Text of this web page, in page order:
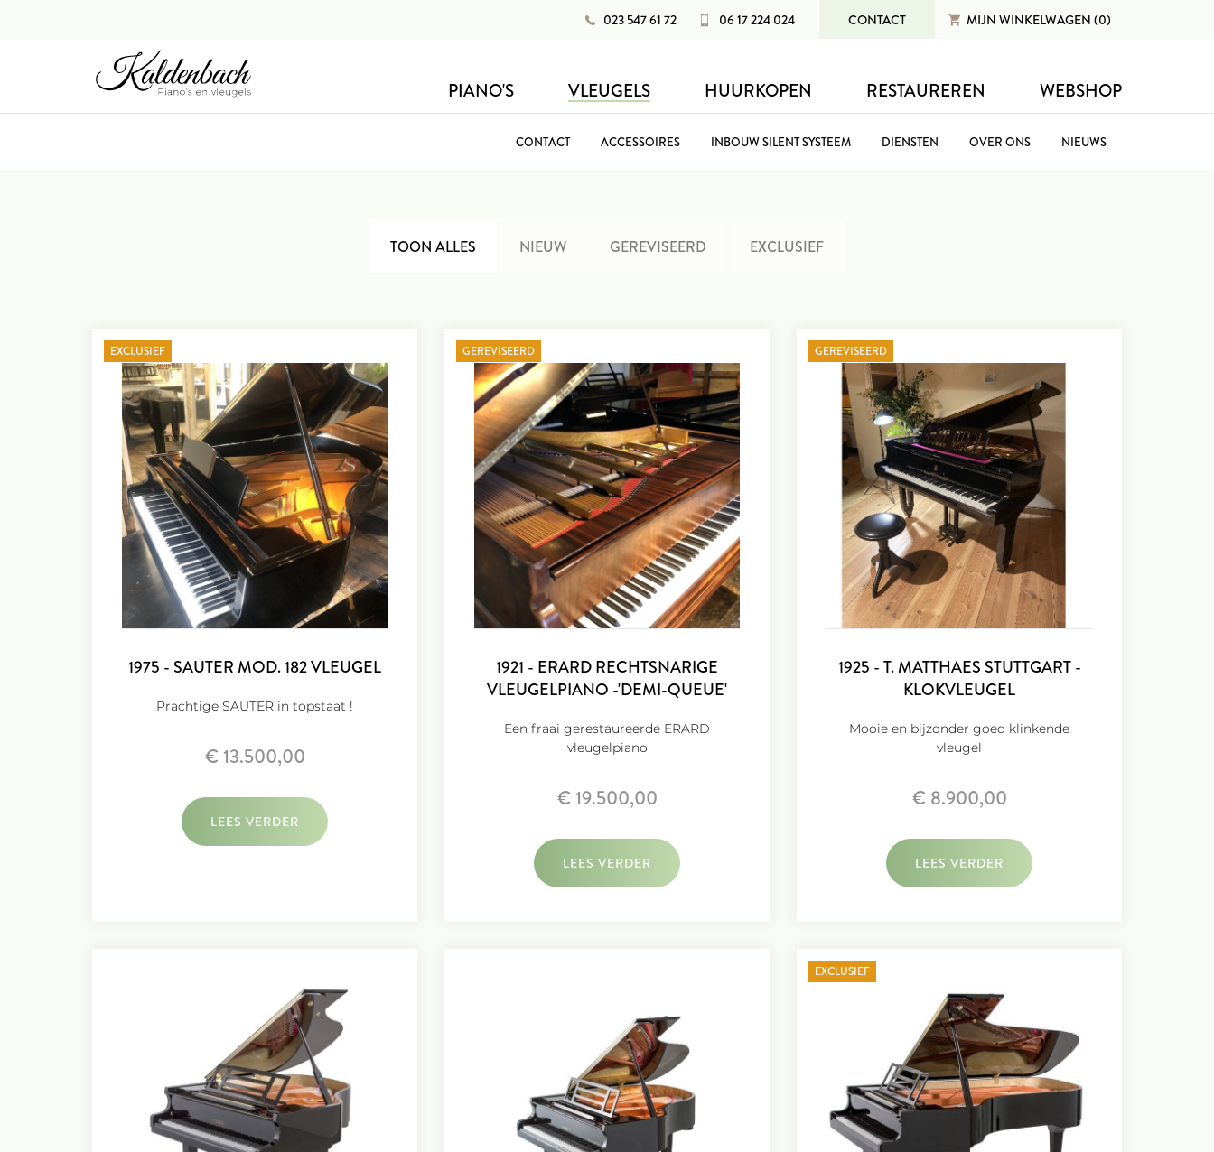
023 547 61 72 06 17 224 024 CONTACT MIJN WINKELWAGEN (0)
PIANO'S VLEUGELS HUURKOPEN RESTAUREREN WEBSHOP
CONTACT ACCESSOIRES INBOUW SILENT SYSTEEM DIENSTEN OVER ONS NIEUWS
TOON ALLES NIEUW GEREVISEERD EXCLUSIEF
EXCLUSIEF
1975 - SAUTER MOD. 182 VLEUGEL
Prachtige SAUTER in topstaat !
€ 13.500,00
LEES VERDER
GEREVISEERD
1921 - ERARD RECHTSNARIGE
VLEUGELPIANO -'DEMI-QUEUE'
Een fraai gerestaureerde ERARD
vleugelpiano
€ 19.500,00
LEES VERDER
GEREVISEERD
1925 - T. MATTHAES STUTTGART -
KLOKVLEUGEL
Mooie en bijzonder goed klinkende
vleugel
€ 8.900,00
LEES VERDER
EXCLUSIEF